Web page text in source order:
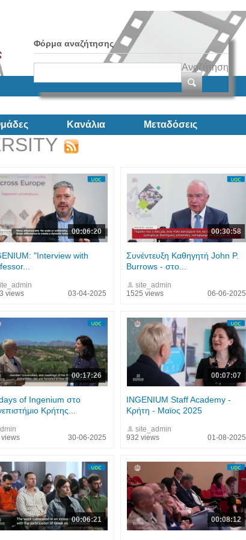
Φόρμα αναζήτησης
Αναζήτηση
Κανάλια Μεταδόσεις
"Interview with
views
03-04-2025
00:06:20
Συνέντευξη Καθηγητή John P.
Burrows - στο...
site_admin
1525 views
06-06-2025
00:30:58
of Ingenium στο
Κρήτης...
30-06-2025
00:17:26
INGENIUM Staff Academy -
Κρήτη - Μαϊος 2025
site_admin
932 views
01-08-2025
00:07:07
00:06:21 00:08:12